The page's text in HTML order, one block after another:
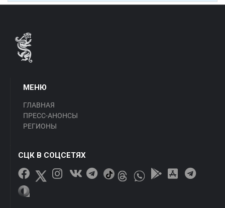
МЕНЮ
ГЛАВНАЯ
ПРЕСС-АНОНСЫ
РЕГИОНЫ
СЦК В СОЦСЕТЯХ